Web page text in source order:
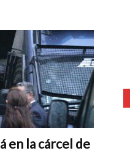
en la cárcel de